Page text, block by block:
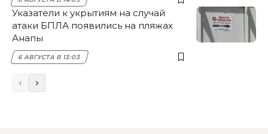
Указатели к укрытиям на случай
атаки БПЛА появились на пляжах
Анапы
6 АВГУСТА В 13:03